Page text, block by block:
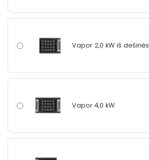
Vapor 2,0 kW iš dešinės
Vapor 4,0 kW